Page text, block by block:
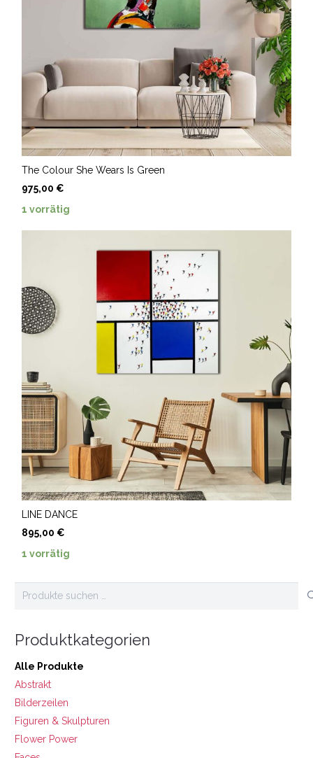
The Colour She Wears Is Green
975,00 €
1 vorrätig
LINE DANCE
895,00 €
1 vorrätig
nach:
Produktkategorien
Alle Produkte
Abstrakt
Bilderzeilen
Figuren & Skulpturen
Flower Power